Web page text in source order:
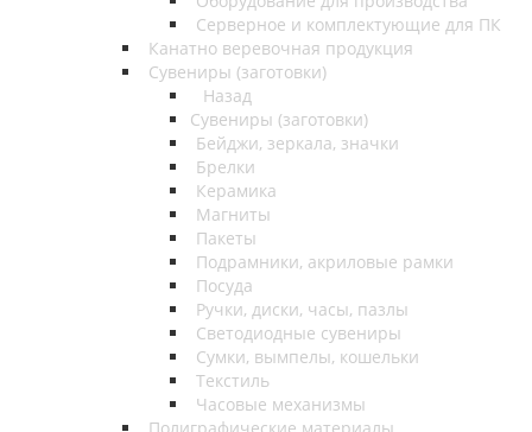
Серверное и комплектующие для ПК
Канатно веревочная продукция
Сувениры (заготовки)
Назад
Сувениры (заготовки)
Бейджи, зеркала, значки
Брелки
Керамика
Магниты
Пакеты
Подрамники, акриловые рамки
Посуда
Ручки, диски, часы, пазлы
Светодиодные сувениры
Сумки, вымпелы, кошельки
Текстиль
Часовые механизмы